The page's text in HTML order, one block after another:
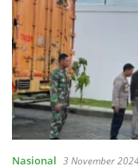
Nasional 3 November